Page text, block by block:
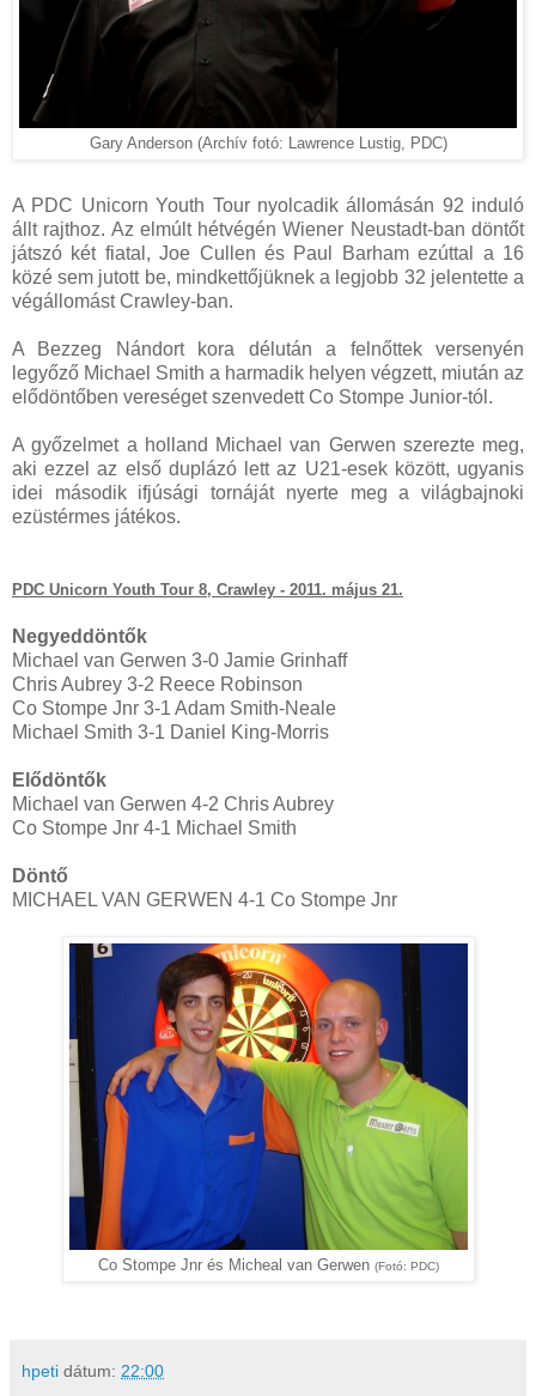
Gary Anderson (Archív fotó: Lawrence Lustig, PDC)
A PDC Unicorn Youth Tour nyolcadik állomásán 92 induló
állt rajthoz. Az elmúlt hétvégén Wiener Neustadt-ban döntőt
játszó két fiatal, Joe Cullen és Paul Barham ezúttal a 16
közé sem jutott be, mindkettőjüknek a legjobb 32 jelentette a
végállomást Crawley-ban.
A Bezzeg Nándort kora délután a felnőttek versenyén
legyőző Michael Smith a harmadik helyen végzett, miután az
elődöntőben vereséget szenvedett Co Stompe Junior-tól.
A győzelmet a holland Michael van Gerwen szerezte meg,
aki ezzel az első duplázó lett az U21-esek között, ugyanis
idei második ifjúsági tornáját nyerte meg a világbajnoki
ezüstérmes játékos.
PDC Unicorn Youth Tour 8, Crawley - 2011. május 21.
Negyeddöntők
Michael van Gerwen 3-0 Jamie Grinhaff
Chris Aubrey 3-2 Reece Robinson
Co Stompe Jnr 3-1 Adam Smith-Neale
Michael Smith 3-1 Daniel King-Morris
Elődöntők
Michael van Gerwen 4-2 Chris Aubrey
Co Stompe Jnr 4-1 Michael Smith
Döntő
MICHAEL VAN GERWEN 4-1 Co Stompe Jnr
Co Stompe Jnr és Micheal van Gerwen (Fotó: PDC)
hpeti dátum: 22:00